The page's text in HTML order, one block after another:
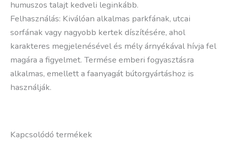
humuszos talajt kedveli leginkább.
Felhasználás: Kiválóan alkalmas parkfának, utcai
sorfának vagy nagyobb kertek díszítésére, ahol
karakteres megjelenésével és mély árnyékával hívja fel
magára a figyelmet. Termése emberi fogyasztásra
alkalmas, emellett a faanyagát bútorgyártáshoz is
használják.
Kapcsolódó termékek